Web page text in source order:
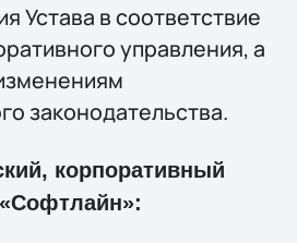
Устава в соответствие
управления, а
законодательства.
корпоративный